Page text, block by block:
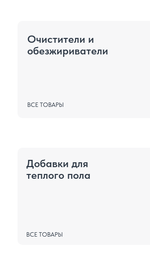
Очистители и
обезжириватели
ВСЕ ТОВАРЫ
Добавки для
теплого пола
ВСЕ ТОВАРЫ